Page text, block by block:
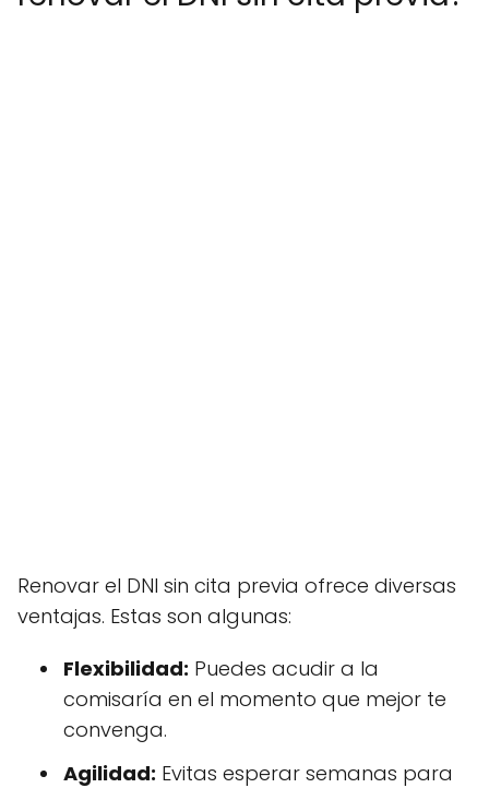
Renovar el DNI sin cita previa ofrece diversas
ventajas. Estas son algunas:
Flexibilidad: Puedes acudir a la
comisaría en el momento que mejor te
convenga.
Agilidad: Evitas esperar semanas para